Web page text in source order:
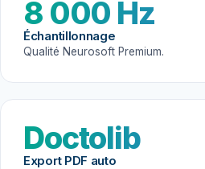
8 000 Hz
Échantillonnage
Qualité Neurosoft Premium.
Doctolib
Export PDF auto